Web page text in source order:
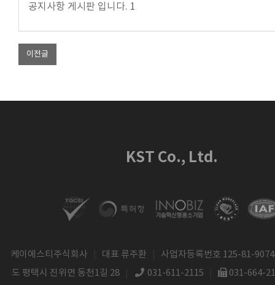
공지사항 게시판 입니다. 1
이전글
KST Co., Ltd.
케이에스티주식회사 대표 류주환
사업자등록번호 125-81-
도 평택시 진위면 동천1길 28
031-611-2115
031-664-